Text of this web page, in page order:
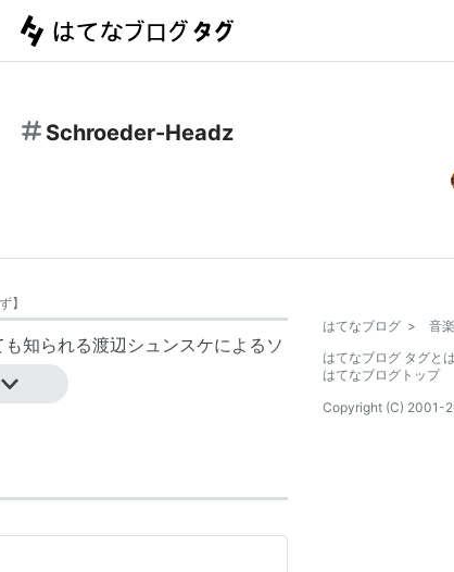
Schroeder-Headz
】
知られる渡辺シュンスケによるソ
はてなブログ > 音楽
はてなブログ タグとは
はてなブログトップ
Copyright (C) 2001-